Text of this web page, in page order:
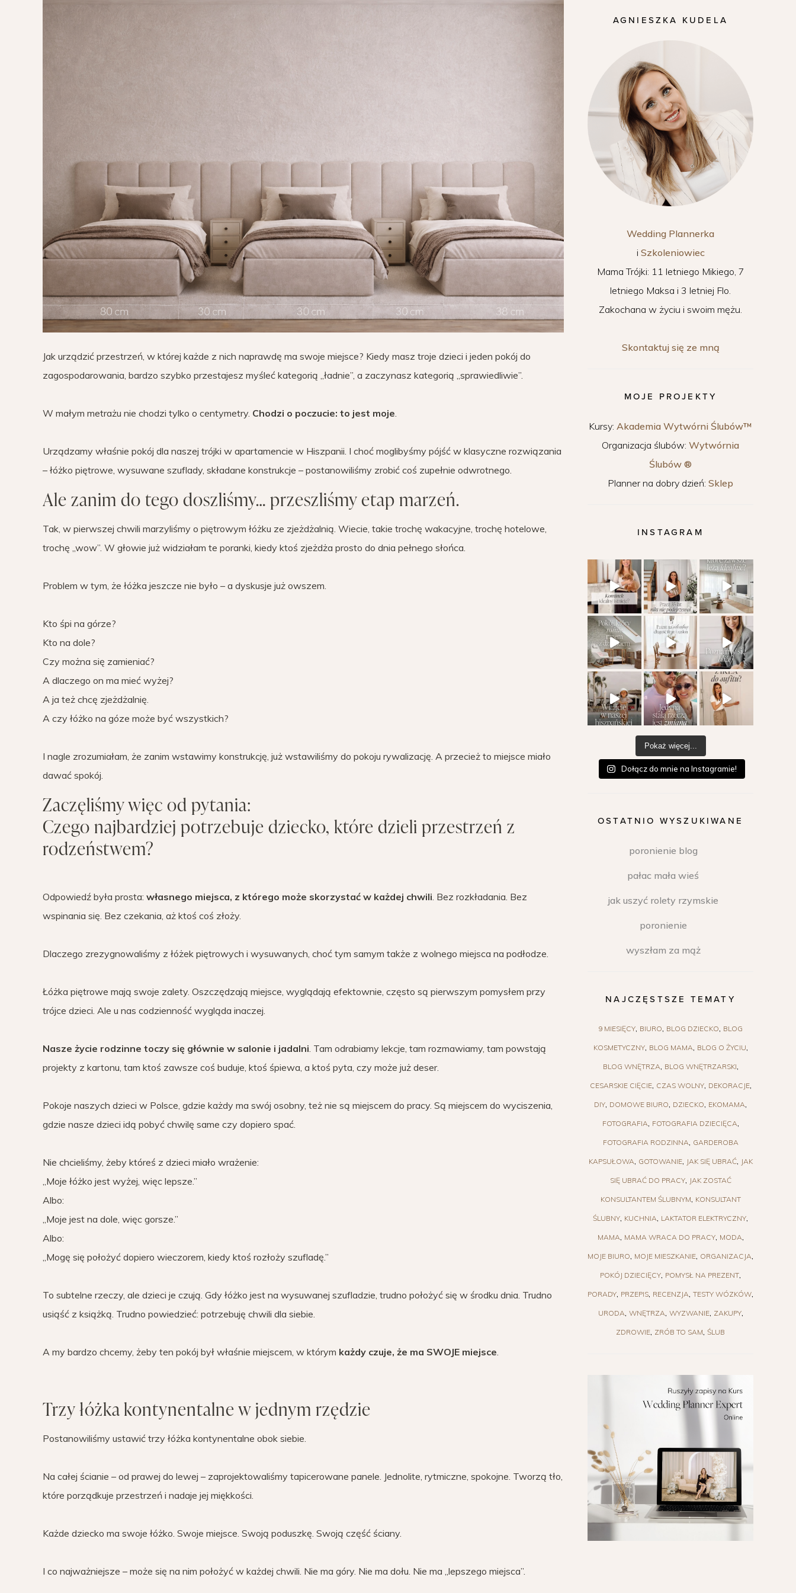
Jak urządzić przestrzeń, w której każde z nich naprawdę ma swoje miejsce? Kiedy masz troje dzieci i jeden pokój do
zagospodarowania, bardzo szybko przestajesz myśleć kategorią „ładnie”, a zaczynasz kategorią „sprawiedliwie”.
W małym metrażu nie chodzi tylko o centymetry. Chodzi o poczucie: to jest moje
Urządzamy właśnie pokój dla naszej trójki w apartamencie w Hiszpanii. I choć moglibyśmy pójść w klasyczne rozwiązania
– łóżko piętrowe, wysuwane szuflady, składane konstrukcje – postanowiliśmy zrobić coś zupełnie odwrotnego.
Ale zanim do tego doszliśmy… przeszliśmy etap marzeń.
Tak, w pierwszej chwili marzyliśmy o piętrowym łóżku ze zjeżdżalnią. Wiecie, takie trochę wakacyjne, trochę hotelowe,
trochę „wow”. W głowie już widziałam te poranki, kiedy ktoś zjeżdża prosto do dnia pełnego słońca.
Problem w tym, że łóżka jeszcze nie było – a dyskusje już owszem.
Kto śpi na górze?
Kto na dole?
Czy można się zamieniać?
A dlaczego on ma mieć wyżej?
A ja też chcę zjeżdżalnię.
A czy łóżko na góze może być wszystkich?
I nagle zrozumiałam, że zanim wstawimy konstrukcję, już wstawiliśmy do pokoju rywalizację. A przecież to miejsce miało
dawać spokój.
Zaczęliśmy więc od pytania:
Czego najbardziej potrzebuje dziecko, które dzieli przestrzeń z
rodzeństwem?
Odpowiedź była prosta: własnego miejsca, z którego może skorzystać w każdej chwili . Bez rozkładania. Bez
wspinania się. Bez czekania, aż ktoś coś złoży.
Dlaczego zrezygnowaliśmy z łóżek piętrowych i wysuwanych, choć tym samym także z wolnego miejsca na podłodze.
Łóżka piętrowe mają swoje zalety. Oszczędzają miejsce, wyglądają efektownie, często są pierwszym pomysłem przy
trójce dzieci. Ale u nas codzienność wygląda inaczej.
Nasze życie rodzinne toczy się głównie w salonie i jadalni . Tam odrabiamy lekcje, tam rozmawiamy, tam powstają
projekty z kartonu, tam ktoś zawsze coś buduje, ktoś śpiewa, a ktoś pyta, czy może już deser.
Pokoje naszych dzieci w Polsce, gdzie każdy ma swój osobny, też nie są miejscem do pracy. Są miejscem do wyciszenia,
gdzie nasze dzieci idą pobyć chwilę same czy dopiero spać.
Nie chcieliśmy, żeby któreś z dzieci miało wrażenie:
„Moje łóżko jest wyżej, więc lepsze.”
Albo:
„Moje jest na dole, więc gorsze.”
Albo:
„Mogę się położyć dopiero wieczorem, kiedy ktoś rozłoży szufladę.”
To subtelne rzeczy, ale dzieci je czują. Gdy łóżko jest na wysuwanej szufladzie, trudno położyć się w środku dnia. Trudno
usiąść z książką. Trudno powiedzieć: potrzebuję chwili dla siebie.
A my bardzo chcemy, żeby ten pokój był właśnie miejscem, w którym każdy czuje, że ma SWOJE miejsce
Trzy łóżka kontynentalne w jednym rzędzie
Postanowiliśmy ustawić trzy łóżka kontynentalne obok siebie.
Na całej ścianie – od prawej do lewej – zaprojektowaliśmy tapicerowane panele. Jednolite, rytmiczne, spokojne. Tworzą tło,
które porządkuje przestrzeń i nadaje jej miękkości.
Każde dziecko ma swoje łóżko. Swoje miejsce. Swoją poduszkę. Swoją część ściany.
I co najważniejsze – może się na nim położyć w każdej chwili. Nie ma góry. Nie ma dołu. Nie ma „lepszego miejsca”.
AGNIESZKA KUDELA
Wedding Plannerka
i Szkoleniowiec
Mama Trójki: 11 letniego Mikiego, 7
letniego Maksa i 3 letniej Flo.
Zakochana w życiu i swoim mężu.
Skontaktuj się ze mną
MOJE PROJEKTY
Kursy: Akademia Wytwórni Ślubów™
Organizacja ślubów: Wytwórnia
Ślubów ®
Planner na dobry dzień: Sklep
INSTAGRAM
Pokaż więcej...
Dołącz do mnie na Instagramie!
OSTATNIO WYSZUKIWANE
poronienie blog
pałac mała wieś
jak uszyć rolety rzymskie
poronienie
wyszłam za mąż
NAJCZĘSTSZE TEMATY
9 MIESIĘCY BIURO BLOG DZIECKO BLOG
KOSMETYCZNY BLOG MAMA BLOG O ŻYCIU
BLOG WNĘTRZA BLOG WNĘTRZARSKI
CESARSKIE CIĘCIE CZAS WOLNY DEKORACJE
DIY DOMOWE BIURO DZIECKO EKOMAMA
FOTOGRAFIA FOTOGRAFIA DZIECIĘCA
FOTOGRAFIA RODZINNA GARDEROBA
KAPSUŁOWA GOTOWANIE JAK SIĘ UBRAĆ JAK
SIĘ UBRAĆ DO PRACY JAK ZOSTAĆ
KONSULTANTEM ŚLUBNYM KONSULTANT
ŚLUBNY KUCHNIA LAKTATOR ELEKTRYCZNY
MAMA MAMA WRACA DO PRACY MODA
MOJE BIURO MOJE MIESZKANIE ORGANIZACJA
POKÓJ DZIECIĘCY POMYSŁ NA PREZENT
PORADY PRZEPIS RECENZJA TESTY WÓZKÓW
URODA WNĘTRZA WYZWANIE ZAKUPY
ZDROWIE ZRÓB TO SAM ŚLUB